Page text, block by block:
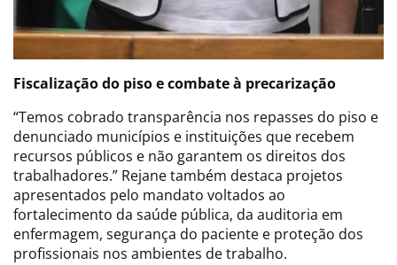
Fiscalização do piso e combate à precarização
“Temos cobrado transparência nos repasses do piso e
denunciado municípios e instituições que recebem
recursos públicos e não garantem os direitos dos
trabalhadores.” Rejane também destaca projetos
apresentados pelo mandato voltados ao
fortalecimento da saúde pública, da auditoria em
enfermagem, segurança do paciente e proteção dos
profissionais nos ambientes de trabalho.